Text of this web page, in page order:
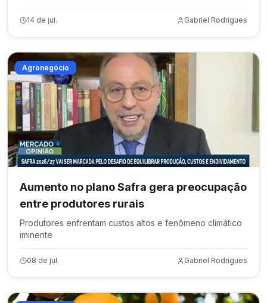
14 de jul. Gabriel Rodrigues
Agronegócio
Aumento no plano Safra gera preocupação
entre produtores rurais
Produtores enfrentam custos altos e fenômeno climático
iminente
08 de jul. Gabriel Rodrigues